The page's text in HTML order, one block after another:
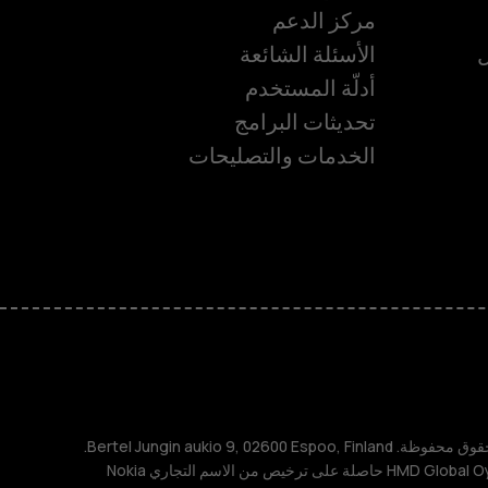
مركز الدعم
الأسئلة الشائعة
أدلّة المستخدم
تحديثات البرامج
الخدمات والتصليحات
TM و © 2026 HMD Global. جميع الحقوق محفوظة. Bertel Jungin aukio 9, 02600 Espoo, Finland.
مُعرِّف الشركة: 2724044-2. شركة HMD Global Oy حاصلة على ترخيص من الاسم التجاري Nokia